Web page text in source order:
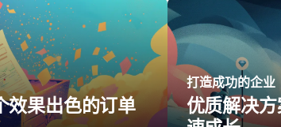
效果出色的订单
打造成功的企业
优质解决